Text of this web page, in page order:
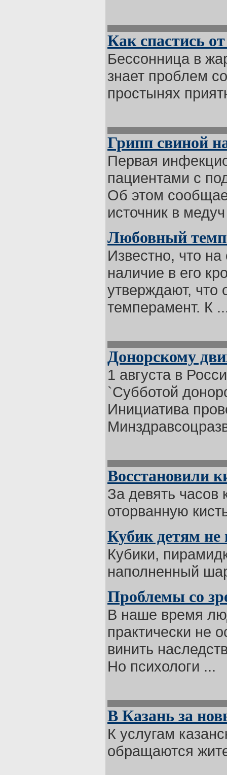
Как спастись
Бессонница в
знает проблем
простынях
Грипп свиной
Первая
пациентами с
Об этом
источник в
Любовный
Известно, что на
наличие в его
утверждают, что
темперамент. К
Донорскому
1 августа в
`Субботой
Инициатива
Восстановили
За девять часов
оторванную
Кубик детям не
Кубики,
наполненный
Проблемы со
В наше время
практически не
винить
Но психологи ...
В Казань за
К услугам
обращаются